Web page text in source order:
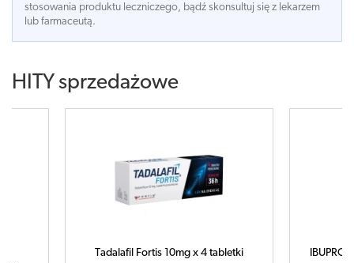
stosowania produktu leczniczego, bądź skonsultuj się z lekarzem
lub farmaceutą.
HITY sprzedażowe
IBUPROM MAX Sprint x 40 kapsułek